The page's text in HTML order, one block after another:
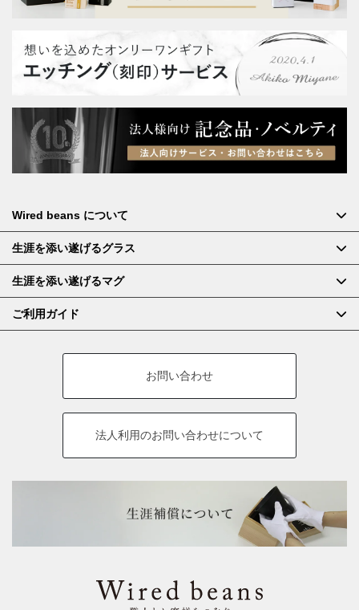
Wired beans について
生涯を添い遂げるグラス
生涯を添い遂げるマグ
ご利用ガイド
お問い合わせ
法人利用のお問い合わせについて